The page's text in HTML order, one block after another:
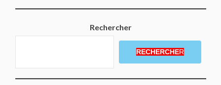
Rechercher
RECHERCHER